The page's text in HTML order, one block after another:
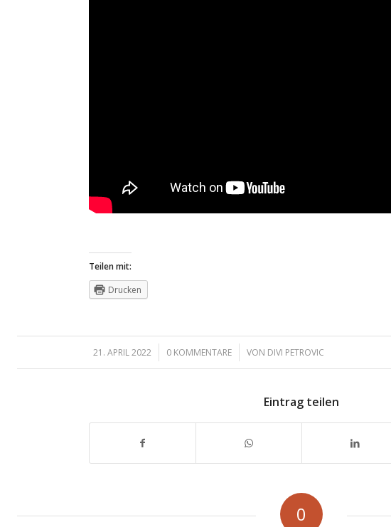
Teilen mit:
Drucken
21. APRIL 2022
/ 0 KOMMENTARE
/ VON DIVI PETROVIC
Eintrag teilen
0